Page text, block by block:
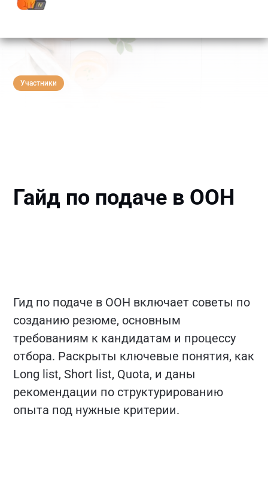
Участники
Гайд по подаче в ООН
Гид по подаче в ООН включает советы по
созданию резюме, основным
требованиям к кандидатам и процессу
отбора. Раскрыты ключевые понятия, как
Long list, Short list, Quota, и даны
рекомендации по структурированию
опыта под нужные критерии.